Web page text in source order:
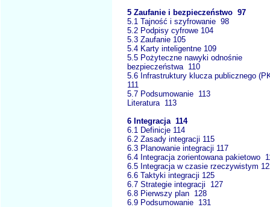
5 Zaufanie i bezpieczeństwo 97
5.1 Tajność i szyfrowanie 98
5.2 Podpisy cyfrowe 104
5.3 Zaufanie 105
5.4 Karty inteligentne 109
5.5 Pożyteczne nawyki odnośnie
bezpieczeństwa 110
5.6 Infrastruktury klucza publicznego
111
5.7 Podsumowanie 113
Literatura 113
6 Integracja 114
6.1 Definicje 114
6.2 Zasady integracji 115
6.3 Planowanie integracji 117
6.4 Integracja zorientowana pakietowo
6.5 Integracja w czasie rzeczywistym
6.6 Taktyki integracji 125
6.7 Strategie integracji 127
6.8 Pierwszy plan 128
6.9 Podsumowanie 131